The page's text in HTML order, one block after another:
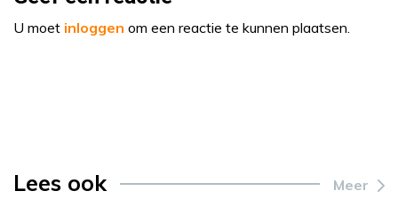
U moet inloggen om een reactie te kunnen plaatsen.
Lees ook Meer